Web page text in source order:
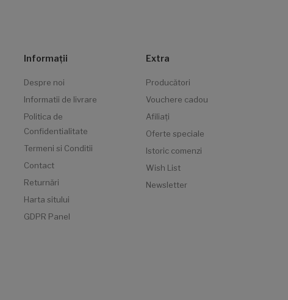
Informaţii
Despre noi
Informatii de livrare
Politica de
Confidentialitate
Termeni si Conditii
Contact
Returnări
Harta sitului
GDPR Panel
Extra
Producători
Vouchere cadou
Afiliaţi
Oferte speciale
Istoric comenzi
Wish List
Newsletter